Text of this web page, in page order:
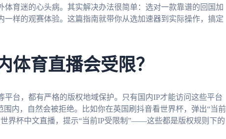
体育迷的心头病。其实解决办法很简单：选对一款靠谱的回国加
一样的观赛体验。这篇指南就带你从选加速器到实际操作，搞定
体育直播会受限？
平台，都有严格的版权地域保护。只有国内IP才能访问这些平台
内，自然会被拒绝。比如你在英国刷抖音看世界杯，弹出“当前
界杯中文直播，提示“当前IP受限制”——这些都是版权规则下的